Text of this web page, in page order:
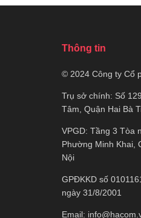
Thông tin
© 2024 Công ty Cổ
Trụ sở chính: Số
Tâm, Quận Hai Bà
VPGD: Tầng 3 Tòa
Phường Minh Khai,
Nội
GPĐKKD số
ngày 31/8/2001
Email: